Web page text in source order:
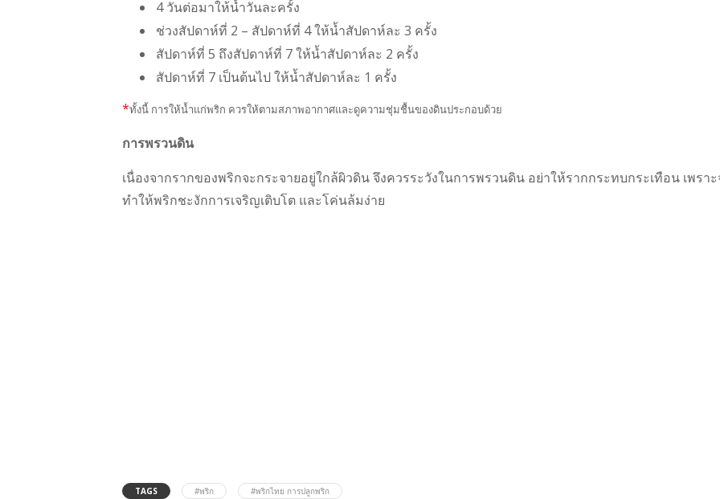
4 วันต่อมาให้น้ำวันละครั้ง
ช่วงสัปดาห์ที่ 2 – สัปดาห์ที่ 4 ให้น้ำสัปดาห์ละ 3 ครั้ง
สัปดาห์ที่ 5 ถึงสัปดาห์ที่ 7 ให้น้ำสัปดาห์ละ 2 ครั้ง
สัปดาห์ที่ 7 เป็นต้นไป ให้น้ำสัปดาห์ละ 1 ครั้ง
*ทั้งนี้ การให้น้ำแก่พริก ควรให้ตามสภาพอากาศและดูความชุ่มชื้นของดินประกอบด้วย
การพรวนดิน
เนื่องจากรากของพริกจะกระจายอยู่ใกล้ผิวดิน จึงควรระวังในการพรวนดิน อย่าให้รากกระทบกระเทือน เพรา
ทำให้พริกชะงักการเจริญเติบโต และโค่นล้มง่าย
TAGS #พริก #พริกไทย การปลูกพริก